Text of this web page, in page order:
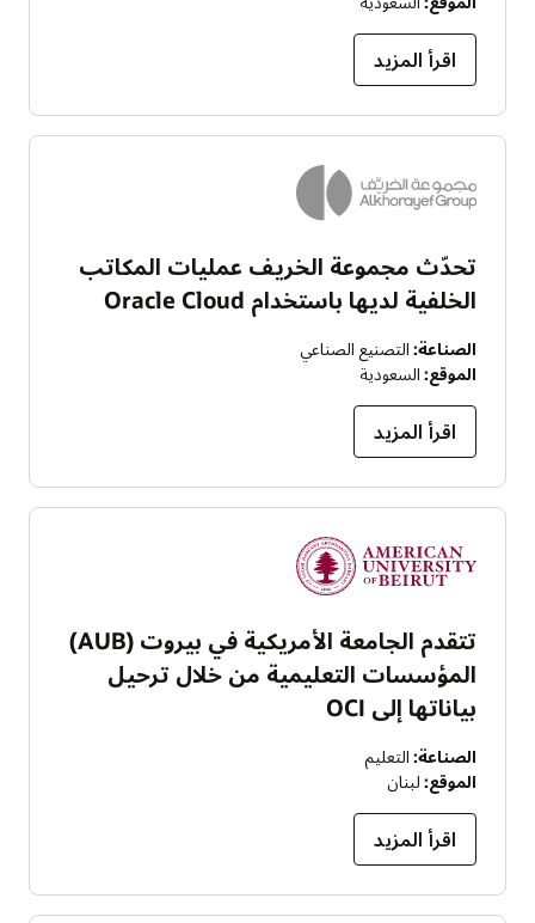
اقرأ المزيد
تحدّث مجموعة الخريف عمليات المكاتب
الخلفية لديها باستخدام Oracle Cloud
الصناعة: التصنيع الصناعي
الموقع: السعودية
اقرأ المزيد
تتقدم الجامعة الأمريكية في بيروت (AUB)
المؤسسات التعليمية من خلال ترحيل
بياناتها إلى OCI
الصناعة: التعليم
الموقع: لبنان
اقرأ المزيد